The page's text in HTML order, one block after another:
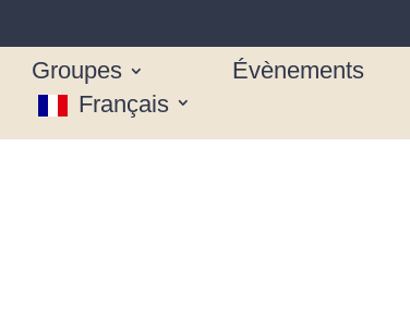
Groupes Évènements
Français